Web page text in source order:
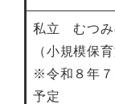
私立 むつみ
（小規模保育
※令和８年７
予定